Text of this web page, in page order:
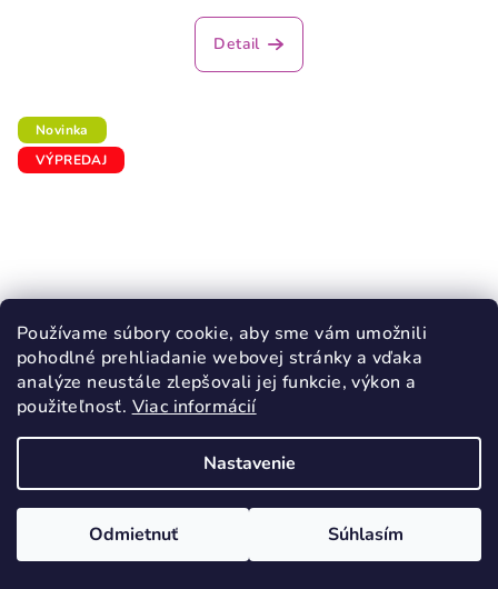
Používame súbory cookie, aby sme vám umožnili
pohodlné prehliadanie webovej stránky a vďaka
analýze neustále zlepšovali jej funkcie, výkon a
použiteľnosť. Viac informácií
Nastavenie
Odmietnuť Súhlasím
Detail
Novinka
VÝPREDAJ
GARVALIN BLUEY dievčenské svietiace
tenisky ružová
28,60 €